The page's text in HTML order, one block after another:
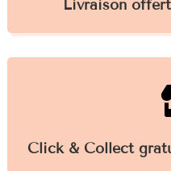
Livraison
Click & Collect